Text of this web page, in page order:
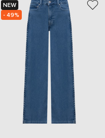
NEW
- 49%